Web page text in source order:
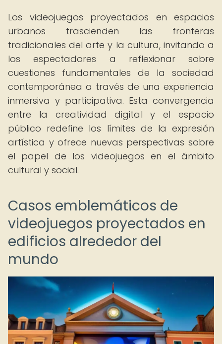
Los videojuegos proyectados en espacios
urbanos trascienden las fronteras
tradicionales del arte y la cultura, invitando a
los espectadores a reflexionar sobre
cuestiones fundamentales de la sociedad
contemporánea a través de una experiencia
inmersiva y participativa. Esta convergencia
entre la creatividad digital y el espacio
público redefine los límites de la expresión
artística y ofrece nuevas perspectivas sobre
el papel de los videojuegos en el ámbito
cultural y social.
Casos emblemáticos de
videojuegos proyectados en
edificios alrededor del
mundo